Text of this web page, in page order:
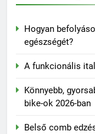
Hogyan
egészségét?
A funkcionális
Könnyebb,
bike-ok 2026-ban
Belső comb